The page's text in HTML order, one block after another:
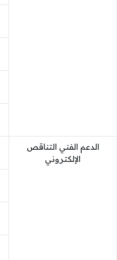
الدعم الفني التناقص
الإلكتروني